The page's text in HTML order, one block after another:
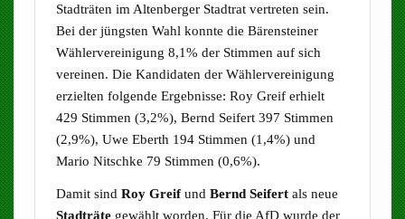
Stadträten im Altenberger Stadtrat vertreten sein.
Bei der jüngsten Wahl konnte die Bärensteiner
Wählervereinigung 8,1% der Stimmen auf sich
vereinen. Die Kandidaten der Wählervereinigung
erzielten folgende Ergebnisse: Roy Greif erhielt
429 Stimmen (3,2%), Bernd Seifert 397 Stimmen
(2,9%), Uwe Eberth 194 Stimmen (1,4%) und
Mario Nitschke 79 Stimmen (0,6%).
Damit sind Roy Greifund Bernd Seifertals neue
Stadträtegewählt worden. Für die AfD wurde der